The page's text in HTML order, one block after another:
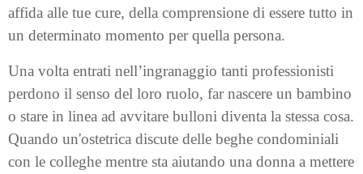
affida alle tue cure, della comprensione di essere tutto in
un determinato momento per quella persona.
Una volta entrati nell’ingranaggio tanti professionisti
perdono il senso del loro ruolo, far nascere un bambino
o stare in linea ad avvitare bulloni diventa la stessa cosa.
Quando un'ostetrica discute delle beghe condominiali
con le colleghe mentre sta aiutando una donna a mettere